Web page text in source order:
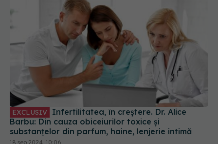
EXCLUSIV
Barbu: Din cauza obiceiurilor toxice și
substanțelor din parfum, haine, lenjerie intimă
18 sep 2024, 10:06